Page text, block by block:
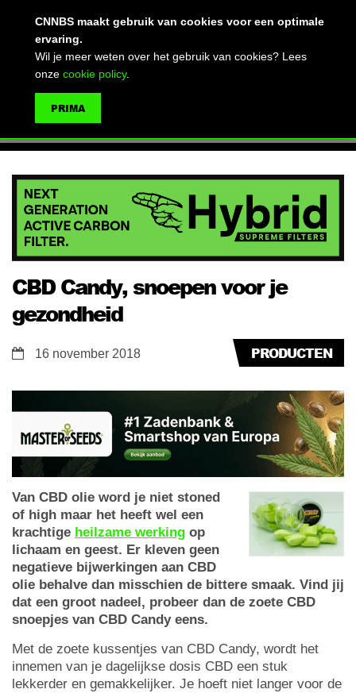
CBD Candy, snoepen voor je
gezondheid
PRODUCTEN
16 november 2018
Van CBD olie word je niet stoned
of high maar het heeft wel een
krachtige heilzame werking op
lichaam en geest. Er kleven geen
negatieve bijwerkingen aan CBD
olie behalve dan misschien de bittere smaak. Vind jij
dat een groot nadeel, probeer dan de zoete CBD
snoepjes van CBD Candy eens.
Met de zoete kussentjes van CBD Candy, wordt het
innemen van je dagelijkse dosis CBD een stuk
lekkerder en gemakkelijker. Je hoeft niet langer voor de
CNNBS maakt gebruik van cookies voor een optimale
ervaring.
Wil je meer weten over het gebruik van cookies? Lees
onze cookie policy.
PRIMA